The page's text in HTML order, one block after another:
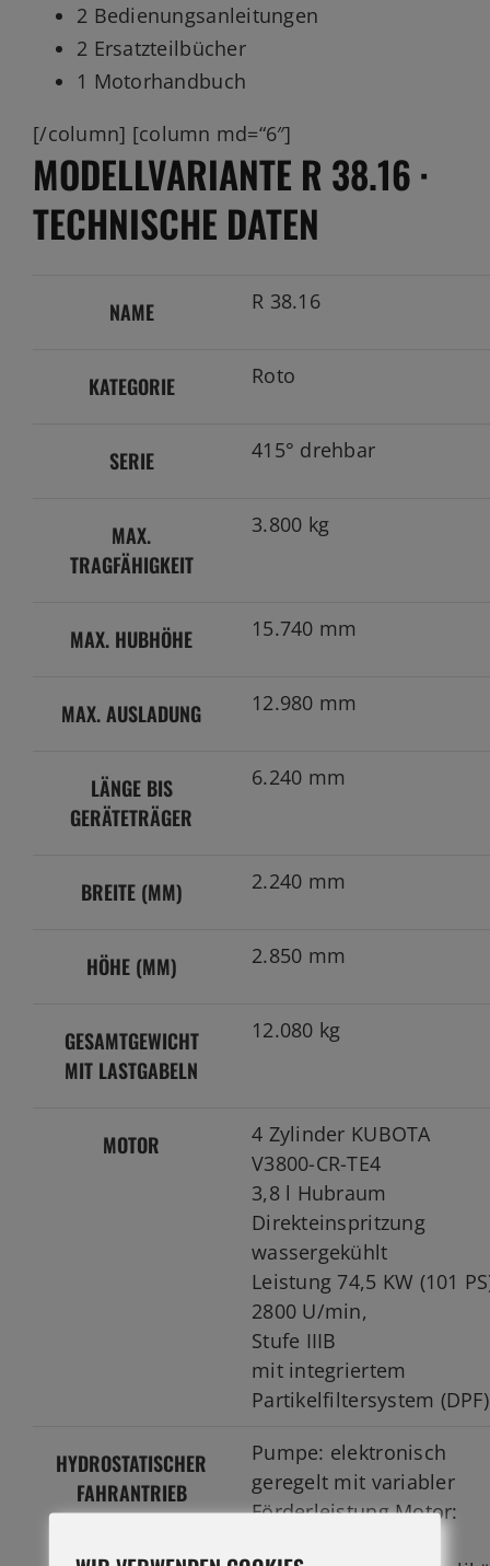
2 Bedienungsanleitungen
2 Ersatzteilbücher
1 Motorhandbuch
[/column] [column md=“6″]
MODELLVARIANTE R 38.16 ·
TECHNISCHE DATEN
NAME R 38.16
KATEGORIE Roto
SERIE 415° drehbar
MAX.
TRAGFÄHIGKEIT
3.800 kg
MAX. HUBHÖHE 15.740 mm
MAX. AUSLADUNG 12.980 mm
LÄNGE BIS
GERÄTETRÄGER
6.240 mm
BREITE (MM) 2.240 mm
HÖHE (MM) 2.850 mm
GESAMTGEWICHT
MIT LASTGABELN
12.080 kg
MOTOR
4 Zylinder KUBOTA
V3800-CR-TE4
3,8 l Hubraum
Direkteinspritzung
wassergekühlt
Leistung 74,5 KW (101
2800 U/min,
Stufe IIIB
mit integriertem
Partikelfiltersystem (DPF)
HYDROSTATISCHER
FAHRANTRIEB
Pumpe: elektronisch
geregelt mit variabler
Förderleistung Motor: